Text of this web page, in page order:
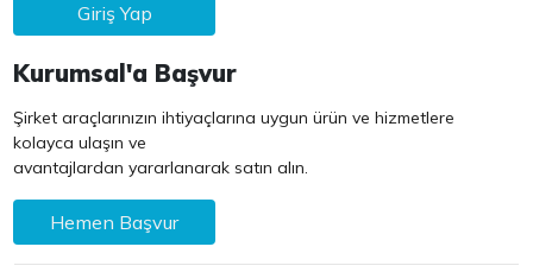
Giriş Yap
Kurumsal'a Başvur
Şirket araçlarınızın ihtiyaçlarına uygun ürün ve hizmetlere
kolayca ulaşın ve
avantajlardan yararlanarak satın alın.
Hemen Başvur